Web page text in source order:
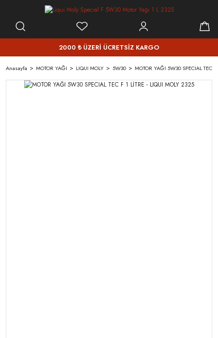
2000 ₺ ÜZERİ ÜCRETSİZ KARGO
Anasayfa MOTOR YAĞI LIQUI MOLY 5W30 MOTOR YAĞI 5W30 SPECIAL TEC